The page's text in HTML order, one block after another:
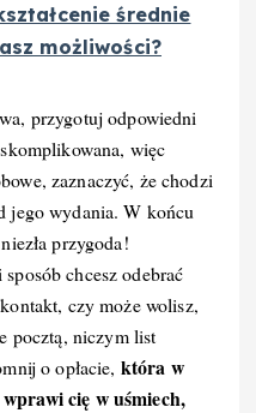
średnie
możliwości?
przygotuj odpowiedni
więc
zaznaczyć, że chodzi
jego wydania. W końcu
przygoda!
chcesz odebrać
czy może wolisz,
pocztą, niczym list
o opłacie, która w
cię w uśmiech,